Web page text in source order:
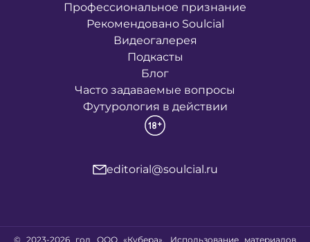
Профессиональное признание
Рекомендовано Soulcial
Видеогалерея
Подкасты
Блог
Часто задаваемые вопросы
Футурология в действии
editorial@soulcial.ru
© 2023-2026 год ООО «Кубера». Использование материалов